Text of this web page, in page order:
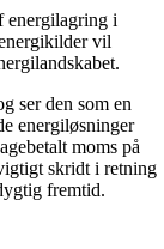
energilagring i
vil
ser den som en
energiløsninger
moms på
skridt i retning
fremtid.